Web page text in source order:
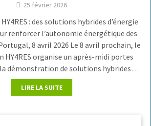
25 février 2026
: des solutions hybrides d’énergie
renforcer l’autonomie énergétique des
8 avril 2026 Le 8 avril prochain, le
HY4RES organise un après-midi portes
la démonstration de solutions hybrides…
LIRE LA SUITE